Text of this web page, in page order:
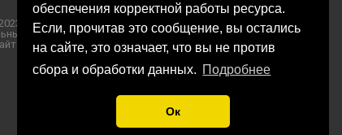
обеспечения корректной работы ресурса.
Если, прочитав это сообщение, вы остались
на сайте, это означает, что вы не против
сбора и обработки данных. Подробнее
Ок
ООО «Пресса-Том».
данных ООО «Пресса-Том».
«ЗОРИ ПЛЮС».